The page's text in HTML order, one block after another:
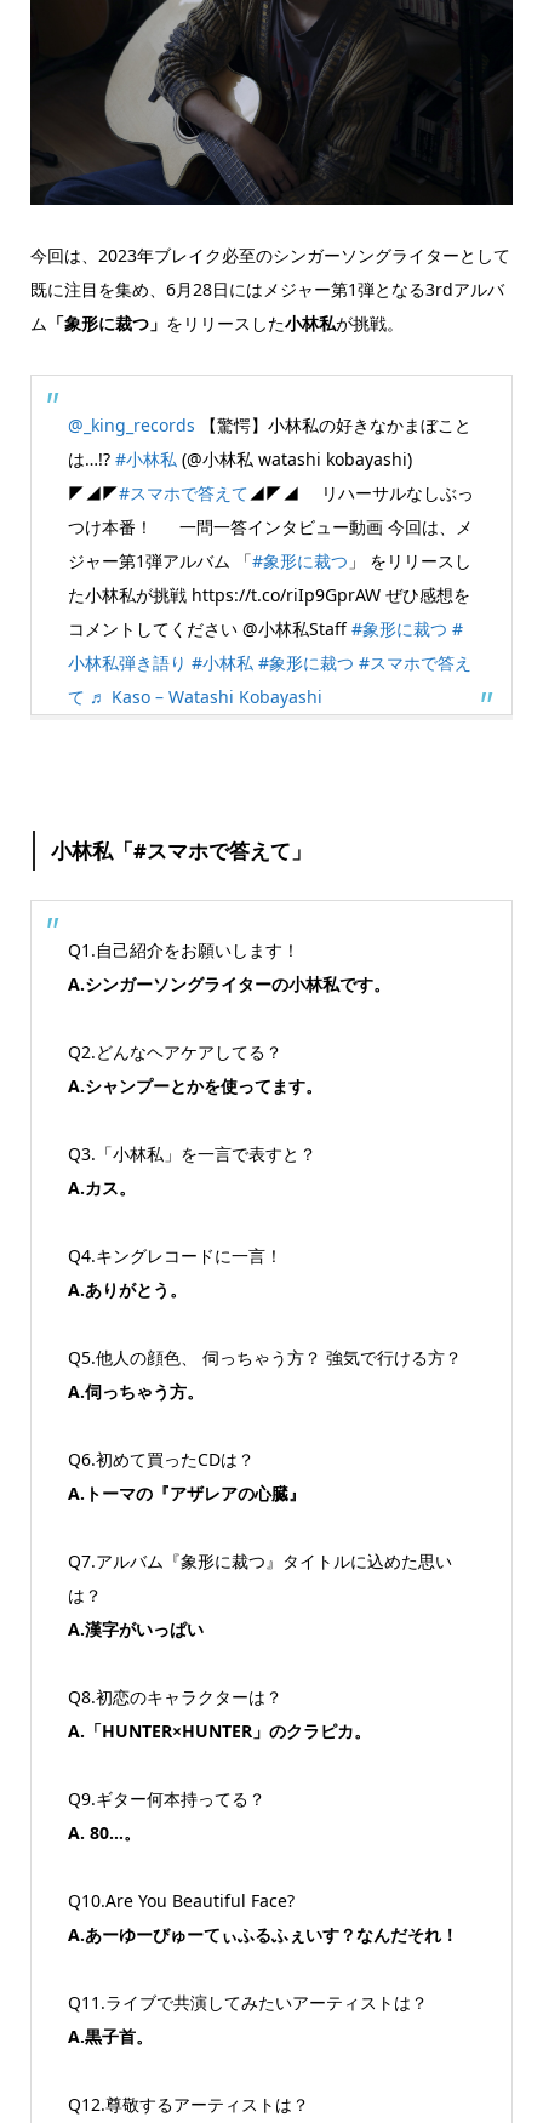
今回は、2023年ブレイク必至のシンガーソングライターとして
既に注目を集め、6月28日にはメジャー第1弾となる3rdアルバ
ム 「象形に裁つ」 をリリースした小林私が挑戦。
@_king_records 【驚愕】小林私の好きなかまぼこと
は…!? #小林私(@小林私 watashi kobayashi)
◤◢◤#スマホで答えて◢◤◢ リハーサルなしぶっ
つけ本番！ 一問一答インタビュー動画 今回は、メ
ジャー第1弾アルバム 「#象形に裁つ 」 をリリースし
た小林私が挑戦 https://t.co/riIp9GprAW ぜひ感想を
コメントしてください @小林私Staff #象形に裁つ #
小林私弾き語り #小林私 #象形に裁つ #スマホで答え
て ♬ Kaso – Watashi Kobayashi
小林私「#スマホで答えて」
Q1.自己紹介をお願いします！
A.シンガーソングライターの小林私です。
Q2.どんなヘアケアしてる？
A.シャンプーとかを使ってます。
Q3.「小林私」を一言で表すと？
A.カス。
Q4.キングレコードに一言！
A.ありがとう。
Q5.他人の顔色、 伺っちゃう方？ 強気で行ける方？
A.伺っちゃう方。
Q6.初めて買ったCDは？
A.トーマの『アザレアの心臓』
Q7.アルバム『象形に裁つ』タイトルに込めた思い
は？
A.漢字がいっぱい
Q8.初恋のキャラクターは？
A.「HUNTER×HUNTER」のクラピカ。
Q9.ギター何本持ってる？
A. 80…。
Q10.Are You Beautiful Face?
A.あーゆーびゅーてぃふるふぇいす？なんだそれ！
Q11.ライブで共演してみたいアーティストは？
A.黒子首。
Q12.尊敬するアーティストは？